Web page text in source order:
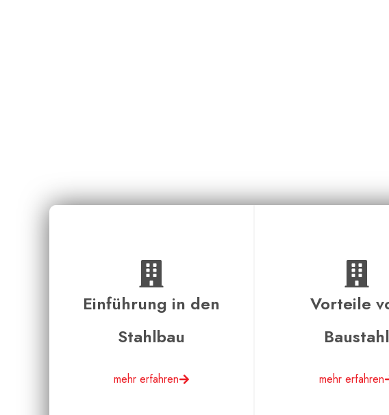
Einführung in den
Stahlbau
mehr erfahren
Vorteile
Baustahl
mehr erfahren